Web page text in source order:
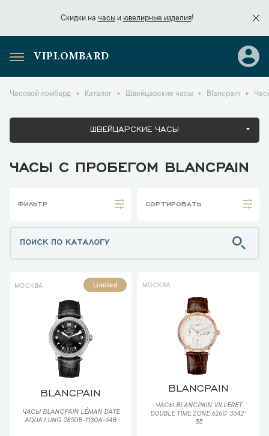
Скидки на часыи ювелирные изделия!
Скидки начасы
VIPLOMBARD
Часовой ломбард Каталог Швейцарские часы Blancpain
ШВЕЙЦАРСКИЕ ЧАСЫ
ЧАСЫ С ПРОБЕГОМ BLANCPAIN
ФИЛЬТР СОРТИРОВАТЬ
МОСКВА Limited
BLANCPAIN
ЧАСЫ BLANCPAIN LÉMAN DATE
AQUA LUNG 2850B-1130A-64B
МОСКВА
BLANCPAIN
ЧАСЫ BLANCPAIN VILLERET
DOUBLE TIME ZONE 6260-3642-
55